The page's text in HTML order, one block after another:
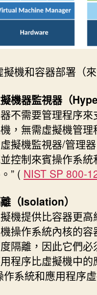
擬機和容器部署（
機器監視器（
不需要管理程序
，無需虛擬機管
擬機監視器/管理
控制來賓操作系
” ( NIST SP 800-
（Isolation）
機提供比容器更
操作系統內核的
隔離，因此它們
程序比虛擬機中的
作系統和應用程序